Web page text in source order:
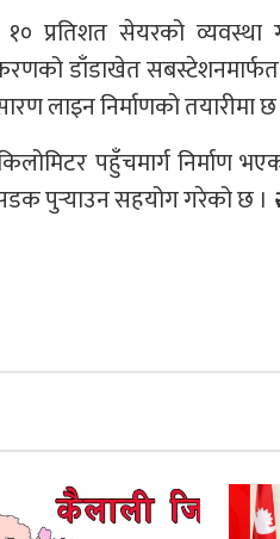
१० प्रतिशत सेयरको
डाँडाखेत सबस्टेशनमार्फत
लाइन निर्माणको तयारीमा छ
पहुँचमार्ग निर्माण
पुर्‍याउन सहयोग गरेको छ ।